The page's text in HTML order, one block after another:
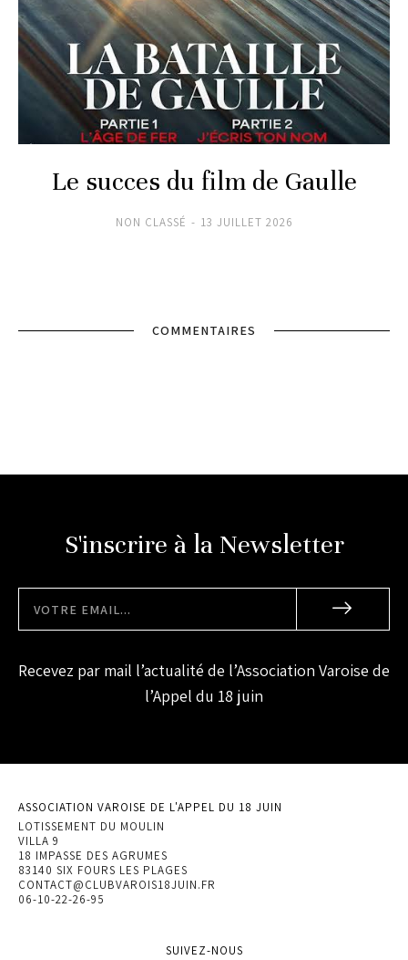
Le succes du film de Gaulle
NON CLASSÉ 13 JUILLET 2026
COMMENTAIRES
S'inscrire à la Newsletter
Recevez par mail l’actualité de l’Association Varoise de
l’Appel du 18 juin
ASSOCIATION VAROISE DE L'APPEL DU 18 JUIN
LOTISSEMENT DU MOULIN
VILLA 9
18 IMPASSE DES AGRUMES
83140 SIX FOURS LES PLAGES
CONTACT@CLUBVAROIS18JUIN.FR
06-10-22-26-95
SUIVEZ-NOUS